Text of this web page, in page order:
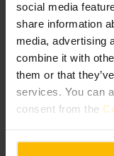
social media
share information
media, advertising
combine it with
them or that
services. You can
consent from the
White
4,6
4,4